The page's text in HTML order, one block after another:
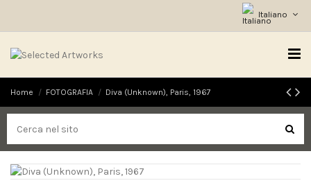
Italiano
Home FOTOGRAFIA Diva (Unknown), Paris, 1967